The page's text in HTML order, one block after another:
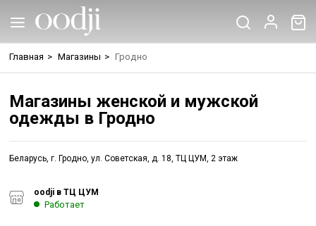
Главная > Магазины > Гродно
Магазины женской и мужской
одежды в Гродно
Беларусь, г. Гродно, ул. Советская, д. 18, ТЦ ЦУМ, 2 этаж
oodji в ТЦ ЦУМ
Работает